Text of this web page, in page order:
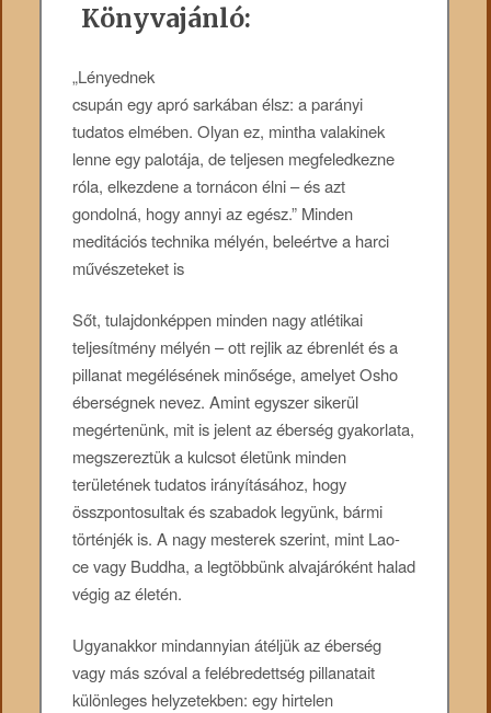
Könyvajánló:
„Lényednek
csupán egy apró sarkában élsz: a parányi
tudatos elmében. Olyan ez, mintha valakinek
lenne egy palotája, de teljesen megfeledkezne
róla, elkezdene a tornácon élni – és azt
gondolná, hogy annyi az egész.” Minden
meditációs technika mélyén, beleértve a harci
művészeteket is
Sőt, tulajdonképpen minden nagy atlétikai
teljesítmény mélyén – ott rejlik az ébrenlét és a
pillanat megélésének minősége, amelyet Osho
éberségnek nevez. Amint egyszer sikerül
megértenünk, mit is jelent az éberség gyakorlata,
megszereztük a kulcsot életünk minden
területének tudatos irányításához, hogy
összpontosultak és szabadok legyünk, bármi
történjék is. A nagy mesterek szerint, mint Lao-
ce vagy Buddha, a legtöbbünk alvajáróként halad
végig az életén.
Ugyanakkor mindannyian átéljük az éberség
vagy más szóval a felébredettség pillanatait
különleges helyzetekben: egy hirtelen